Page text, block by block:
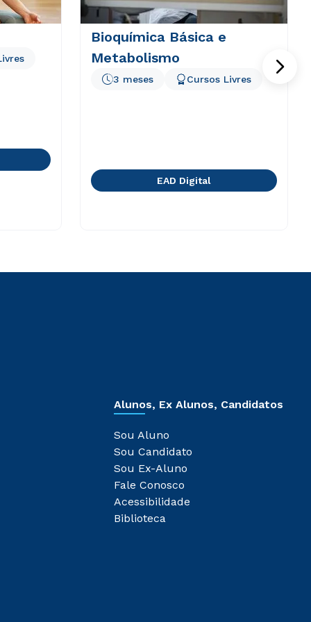
Bioquímica Básica e
Metabolismo
3 meses Cursos Livres
EAD Digital
Alunos, Ex Alunos, Candidatos
Sou Aluno
Sou Candidato
Sou Ex-Aluno
Fale Conosco
Acessibilidade
Biblioteca